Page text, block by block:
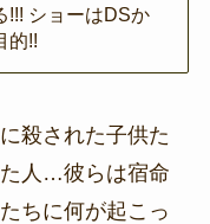
!!! ショーはDSか
的!!
殺された子供た
人…彼らは宿命
ちに何が起こっ